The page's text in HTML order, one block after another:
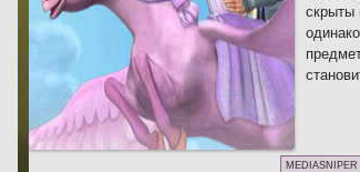
скрыты
MEDIASNIPER